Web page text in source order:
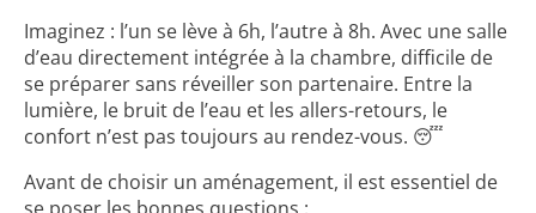
Imaginez : l’un se lève à 6h, l’autre à 8h. Avec une salle
d’eau directement intégrée à la chambre, difficile de
se préparer sans réveiller son partenaire. Entre la
lumière, le bruit de l’eau et les allers-retours, le
confort n’est pas toujours au rendez-vous. 😴
Avant de choisir un aménagement, il est essentiel de